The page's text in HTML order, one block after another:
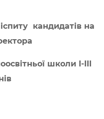
кандидатів на
школи І-ІІІ